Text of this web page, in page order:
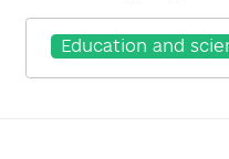
Search by tags: